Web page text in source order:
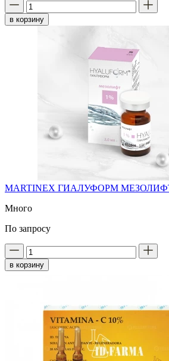
в корзину
MARTINEX ГИАЛУФОРМ МЕЗОЛИФТ
Много
По запросу
в корзину